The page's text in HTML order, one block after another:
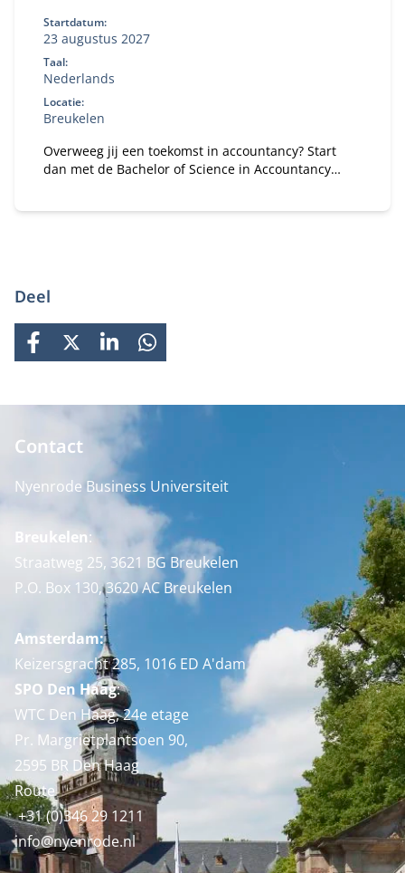
Startdatum:
23 augustus 2027
Taal:
Nederlands
Locatie:
Breukelen
Overweeg jij een toekomst in accountancy? Start
dan met de Bachelor of Science in Accountancy
Deel
FACEBOOK
X LINKEDINWHATSAPP
Contact
Nyenrode Business Universiteit
Breukelen:
Straatweg 25, 3621 BG Breukelen
P.O. Box 130, 3620 AC Breukelen
Amsterdam:
Keizersgracht 285, 1016 ED A'dam
SPO Den Haag:
WTC Den Haag, 24e etage
Pr. Margrietplantsoen 90,
2595 BR Den Haag
Route
+31 (0)346 29 1211
info@nyenrode.nl